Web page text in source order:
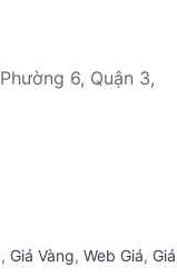
6, Quận 3,
, Giá Vàng, Web Giá, Giá